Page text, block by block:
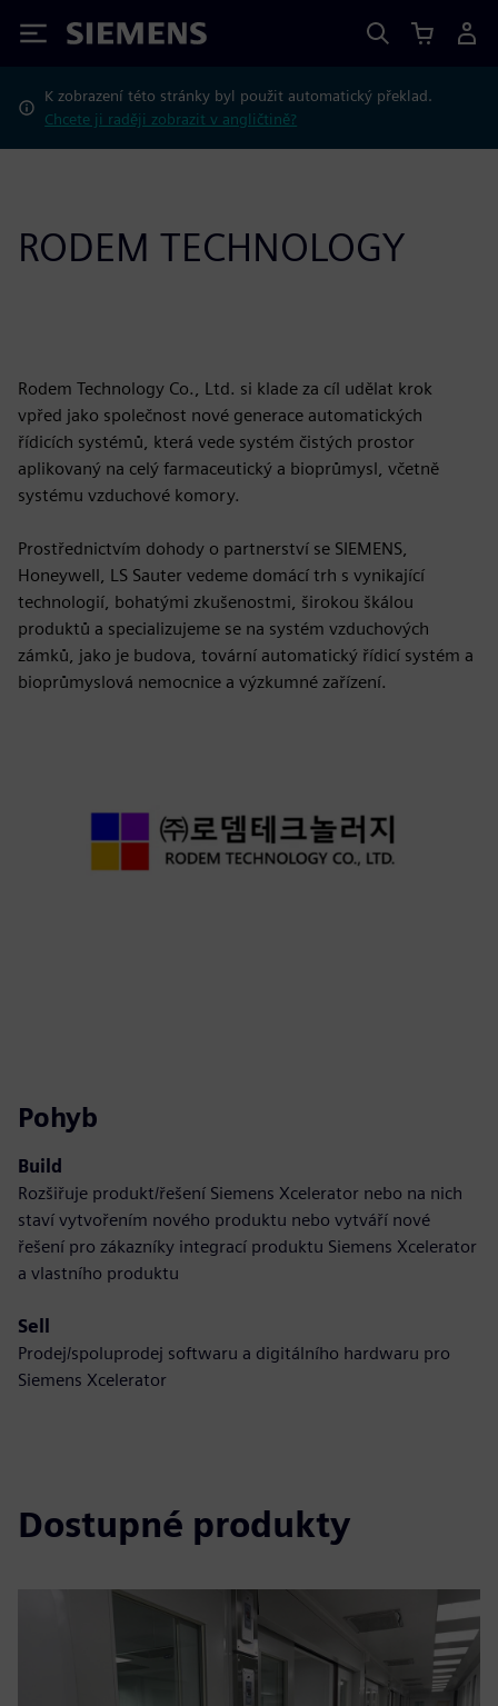
Siemens
K zobrazení této stránky byl použit automatický překlad.
Chcete ji raději zobrazit v angličtině?
RODEM TECHNOLOGY
Rodem Technology Co., Ltd. si klade za cíl udělat krok
vpřed jako společnost nové generace automatických
řídicích systémů, která vede systém čistých prostor
aplikovaný na celý farmaceutický a bioprůmysl, včetně
systému vzduchové komory.
Prostřednictvím dohody o partnerství se SIEMENS,
Honeywell, LS Sauter vedeme domácí trh s vynikající
technologií, bohatými zkušenostmi, širokou škálou
produktů a specializujeme se na systém vzduchových
zámků, jako je budova, tovární automatický řídicí systém a
bioprůmyslová nemocnice a výzkumné zařízení.
Pohyb
Build
Rozšiřuje produkt/řešení Siemens Xcelerator nebo na nich
staví vytvořením nového produktu nebo vytváří nové
řešení pro zákazníky integrací produktu Siemens Xcelerator
a vlastního produktu
Sell
Prodej/spoluprodej softwaru a digitálního hardwaru pro
Siemens Xcelerator
Dostupné produkty